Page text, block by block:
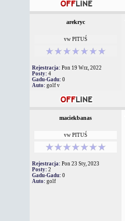
arekryc
vw PITUŚ
Rejestracja: Pon 19 Wrz, 2022
Posty: 4
Gadu-Gadu: 0
Auto: golf v
maciekbanas
vw PITUŚ
Rejestracja: Pon 23 Sty, 2023
Posty: 2
Gadu-Gadu: 0
Auto: golf